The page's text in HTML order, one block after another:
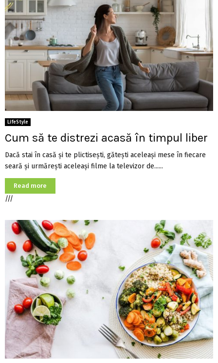
LifeStyle
Cum să te distrezi acasă în timpul liber
Dacă stai în casă și te plictisești, gătești aceleași mese în fiecare
seară și urmărești aceleași filme la televizor de......
Read more
///